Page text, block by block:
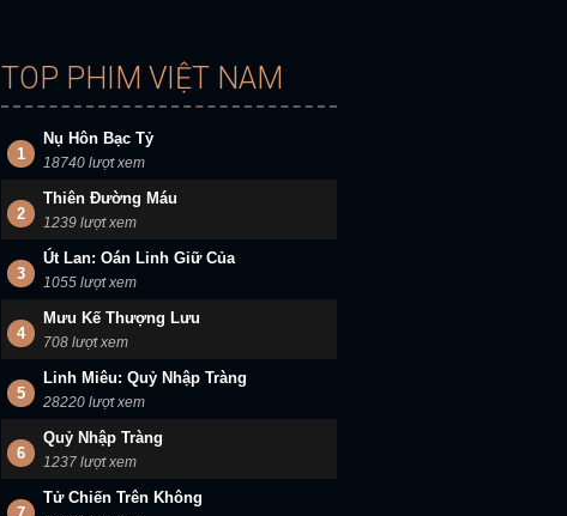
TOP PHIM VIỆT NAM
1
Nụ Hôn Bạc Tỷ
18740 lượt xem
2
Thiên Đường Máu
1239 lượt xem
3
Út Lan: Oán Linh Giữ Của
1055 lượt xem
4
Mưu Kế Thượng Lưu
708 lượt xem
5
Linh Miêu: Quỷ Nhập Tràng
28220 lượt xem
6
Quỷ Nhập Tràng
1237 lượt xem
Tử Chiến Trên Không